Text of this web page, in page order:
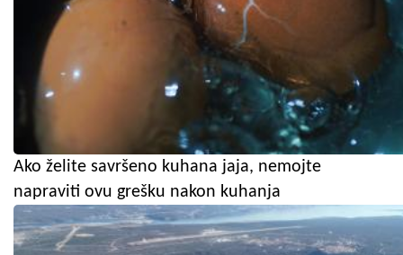
Ako želite savršeno kuhana jaja, nemojte
napraviti ovu grešku nakon kuhanja